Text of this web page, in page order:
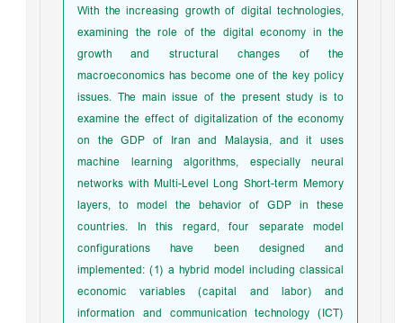
With the increasing growth of digital technologies,
examining the role of the digital economy in the
growth and structural changes of the
macroeconomics has become one of the key policy
issues. The main issue of the present study is to
examine the effect of digitalization of the economy
on the GDP of Iran and Malaysia, and it uses
machine learning algorithms, especially neural
networks with Multi-Level Long Short-term Memory
layers, to model the behavior of GDP in these
countries. In this regard, four separate model
configurations have been designed and
implemented: (1) a hybrid model including classical
economic variables (capital and labor) and
information and communication technology (ICT)